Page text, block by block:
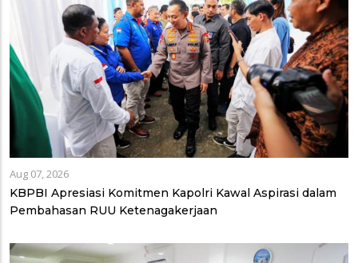
Aug 07, 2026
KBPBI Apresiasi Komitmen Kapolri Kawal Aspirasi dalam
Pembahasan RUU Ketenagakerjaan